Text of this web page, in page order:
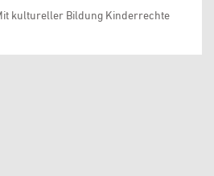
kultureller Bildung Kinderrechte